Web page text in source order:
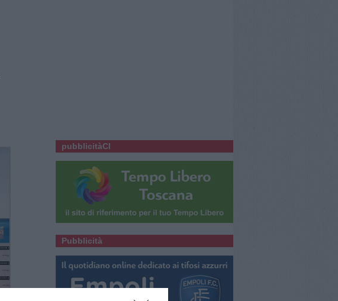
pubblicitàCl
Pubblicità